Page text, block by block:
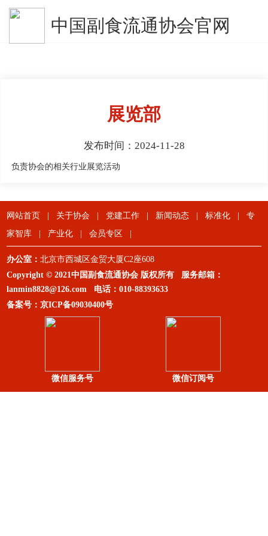
中国副食流通协会官网
展览部
发布时间：2024-11-28
负责协会的相关行业展览活动
网站首页 关于协会 党建工作 新闻动态 标准化
专
家智库
产业化 会员专区
办公室：北京市西城区金贸大厦C2座608
Copyright © 2021中国副食流通协会 版权所有 服务邮箱：
lanmin8828@126.com 电话：010-88393633
备案号：京ICP备09030400号
微信服务号 微信订阅号